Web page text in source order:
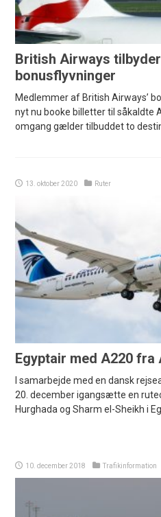
British Airways
bonusflyvninger
Medlemmer af British Airways’
nyt nu booke billetter til såkaldte
omgang gælder tilbuddet to
13. oktober 2020 Ruter
Egyptair med A220 fra
I samarbejde med en dansk
20. december igangsætte en
Hurghada og Sharm el-Sheikh i
10. december 2018 Trafikinformation